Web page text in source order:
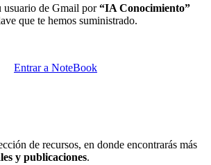
usuario de Gmail por“IA Conocimiento”
que te hemos suministrado.
Entrar a NoteBook
de recursos, en donde encontrarás más
y publicaciones.